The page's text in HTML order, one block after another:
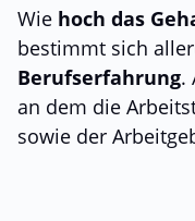
Wie hoch das
bestimmt sich
Berufserfahrung.
an dem die
sowie der